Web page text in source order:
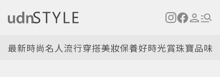
最新時尚名人流行穿搭美妝保養好時光賞珠寶品味